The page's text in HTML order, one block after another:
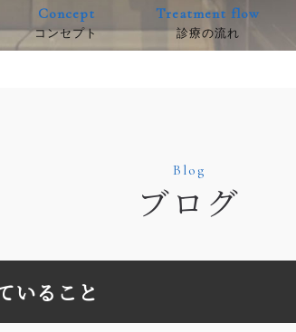
Concept
コンセプト
Treatment flow
診療の流れ
Blog
ブログ
いること